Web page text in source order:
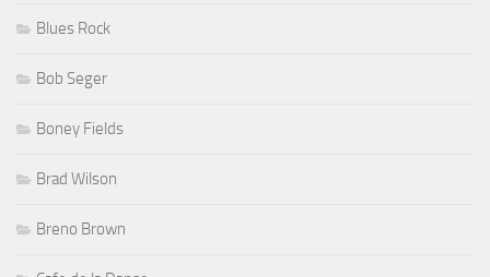
Blues Rock
Bob Seger
Boney Fields
Brad Wilson
Breno Brown